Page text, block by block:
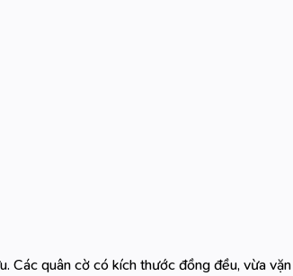
Các quân cờ có kích thước đồng đều, vừa vặn